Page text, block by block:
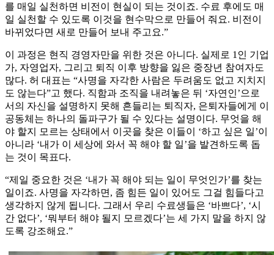
를 매일 실천하면 비전이 현실이 되는 것이죠. 수료 후에도 매
일 실천할 수 있도록 이것을 현수막으로 만들어 줘요. 비전이
바뀌었다면 새로 만들어 보내 주고요.”
이 과정은 현직 경영자만을 위한 것은 아니다. 실제로 1인 기업
가, 자영업자, 그리고 퇴직 이후 방향을 잃은 중장년 참여자도
많다. 허 대표는 “사명을 자각한 사람은 두려움도 없고 지치지
도 않는다”고 했다. 직함과 조직을 내려놓은 뒤 ‘자연인’으로
서의 자신을 설명하지 못해 흔들리는 퇴직자, 은퇴자들에게 이
공동체는 하나의 돌파구가 될 수 있다는 설명이다. 무엇을 해
야 할지 모르는 상태에서 이곳을 찾은 이들이 ‘하고 싶은 일’이
아니라 ‘내가 이 세상에 와서 꼭 해야 할 일’을 발견하도록 돕
는 것이 목표다.
“제일 중요한 것은 ‘내가 꼭 해야 되는 일이 무엇인가’를 찾는
일이죠. 사명을 자각하면, 좀 힘든 일이 있어도 그걸 힘들다고
생각하지 않게 됩니다. 그래서 우리 수료생들은 ‘바쁘다’, ‘시
간 없다’, ‘뭐부터 해야 될지 모르겠다’는 세 가지 말을 하지 않
도록 강조해요.”